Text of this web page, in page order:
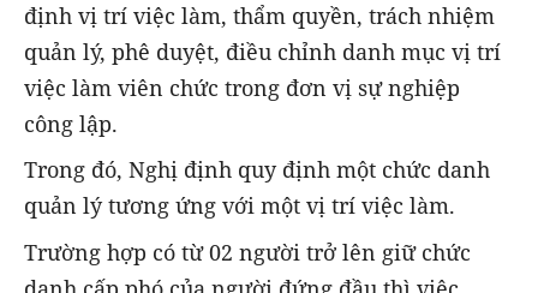
định vị trí việc làm, thẩm quyền, trách nhiệm
quản lý, phê duyệt, điều chỉnh danh mục vị trí
việc làm viên chức trong đơn vị sự nghiệp
công lập.
Trong đó, Nghị định quy định một chức danh
quản lý tương ứng với một vị trí việc làm.
Trường hợp có từ 02 người trở lên giữ chức